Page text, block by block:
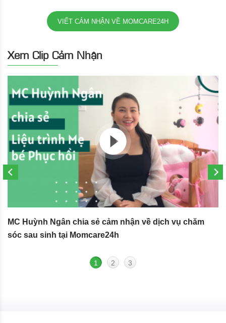
VIẾT CẢM NHẬN VỀ MOMCARE24H
Xem Clip Cảm Nhận
MC Huỳnh Ngân chia sẻ cảm nhận về dịch vụ chăm
sóc sau sinh tại Momcare24h
1 2 3